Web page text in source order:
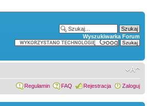
Wyszukiwarka Forum
Regulamin FAQ Rejestracja Zaloguj